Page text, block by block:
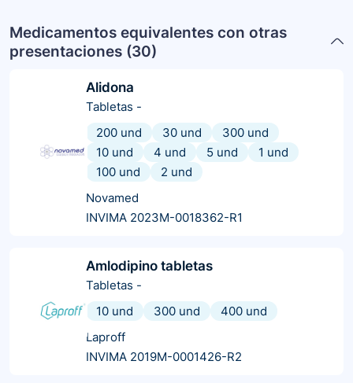
Medicamentos equivalentes con otras
presentaciones (30)
Alidona
Tabletas -
200 und
30 und
300 und
10 und
4 und 5 und
1 und
100 und
2 und
Novamed
INVIMA 2023M-0018362-R1
Amlodipino tabletas
Tabletas -
10 und
300 und
400 und
Laproff
INVIMA 2019M-0001426-R2